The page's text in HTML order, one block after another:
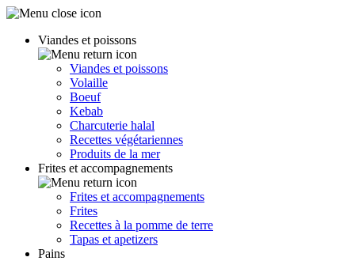
Viandes et poissons
Viandes et poissons
Volaille
Boeuf
Kebab
Charcuterie halal
Recettes végétariennes
Produits de la mer
Frites et accompagnements
Frites et accompagnements
Frites
Recettes à la pomme de terre
Tapas et apetizers
Pains